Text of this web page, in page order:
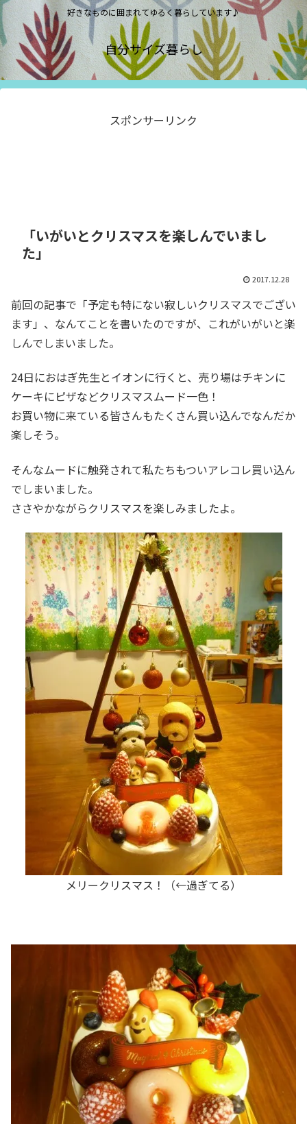
好きなものに囲まれてゆるく暮らしています♪
自分サイズ暮らし
スポンサーリンク
「いがいとクリスマスを楽しんでいまし
た」
2017.12.28
前回の記事で「予定も特にない寂しいクリスマスでござい
ます」、なんてことを書いたのですが、これがいがいと楽
しんでしまいました。
24日におはぎ先生とイオンに行くと、売り場はチキンに
ケーキにピザなどクリスマスムード一色！
お買い物に来ている皆さんもたくさん買い込んでなんだか
楽しそう。
そんなムードに触発されて私たちもついアレコレ買い込ん
でしまいました。
ささやかながらクリスマスを楽しみましたよ。
メリークリスマス！（←過ぎてる）